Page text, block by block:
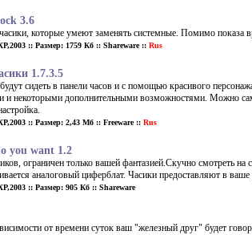
3.6
которые умеют заменять системные. Помимо показа
:: Размер: 1759 Кб :: Shareware :: Rus
1.7.3.5
сидеть в панели часов и с помощью красивого
и некоторыми дополнительными возможностями. Можно
:: Размер: 2,43 Мб :: Freeware :: Rus
you want 1.2
ограничен только вашей фантазией.Скучно смотреть
аналоговый циферблат. Часики предоставляют в
:: Размер: 905 Кб :: Shareware
от времени суток ваш "железный друг" будет